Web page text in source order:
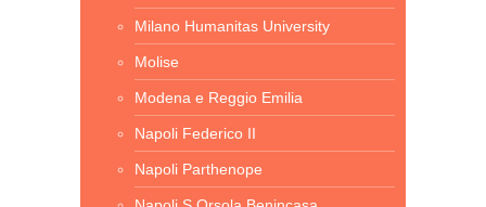
Milano Humanitas University
Molise
Modena e Reggio Emilia
Napoli Federico II
Napoli Parthenope